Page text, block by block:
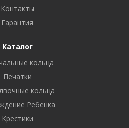
Контакты
Гарантия
Каталог
кольца
Печатки
кольца
Ребенка
Крестики